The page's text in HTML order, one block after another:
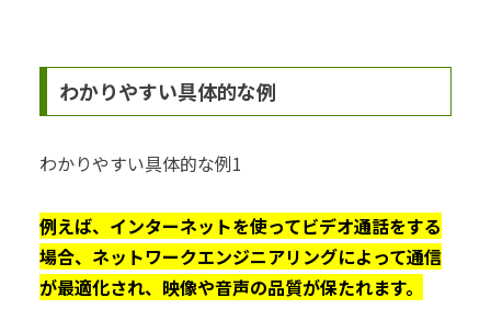
わかりやすい具体的な例
わかりやすい具体的な例1
例えば、インターネットを使ってビデオ通話をする
場合、ネットワークエンジニアリングによって通信
が最適化され、映像や音声の品質が保たれます。